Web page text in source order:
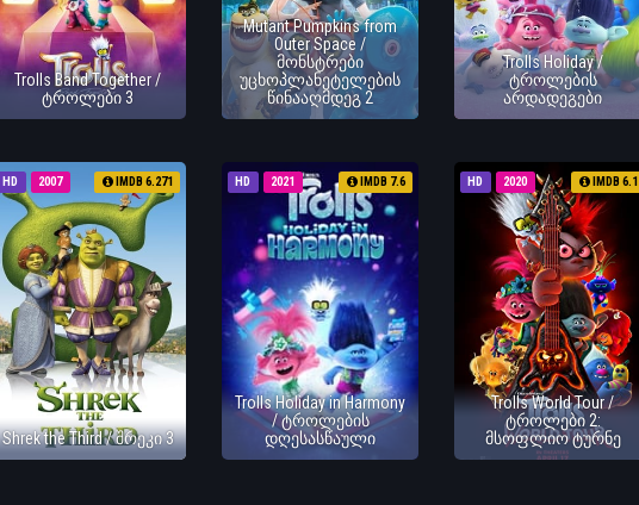
Trolls Band Together /
ტროლები 3
Mutant Pumpkins from
Outer Space /
მონსტრები
უცხოპლანეტელების
წინააღმდეგ 2
Trolls Holiday /
ტროლების
არდადეგები
HD 2007 IMDB 6.271
Shrek the Third / შრეკი 3
HD 2021 IMDB 7.6
Trolls Holiday in Harmony
/ ტროლების
დღესასწაული
HD 2020 IMDB 6.1
Trolls World Tour /
ტროლები 2:
მსოფლიო ტურნე